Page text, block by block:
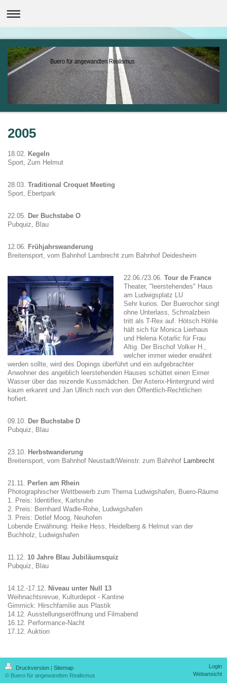
Buero für angewandten Realismus
2005
18.02. Kegeln
Sport, Zum Helmut
28.03. Traditional Croquet Meeting
Sport, Ebertpark
22.05. Der Buchstabe O
Pubquiz, Blau
12.06. Frühjahrswanderung
Breitensport, vom Bahnhof Lambrecht zum Bahnhof Deidesheim
22.06./23.06. Tour de France
Theater, "leerstehendes" Haus
am Ludwigsplatz LU
Sehr kurios. Der Buerochor singt
ohne Unterlass, Schmalzbein
tritt als T-Rex auf. Hötsch Höhle
hält sich für Monica Lierhaus
und Helena Kotarlic für Frau
Altig. Der Bischof Volker H.,
welcher immer wieder erwähnt
werden sollte, wird des Dopings überführt und ein aufgebrachter
Anwohner des angeblich leerstehenden Hauses schüttet einen Eimer
Wasser über das reizende Kussmädchen. Der Asterix-Hintergrund wird
kaum erkannt und Jan Ullrich noch von den Öffentlich-Rechtlichen
hofiert.
09.10. Der Buchstabe D
Pubquiz, Blau
23.10. Herbstwanderung
Breitensport, vom Bahnhof Neustadt/Weinstr. zum Bahnhof Lambrecht
21.11. Perlen am Rhein
Photographischer Wettbewerb zum Thema Ludwigshafen, Buero-Räume
1. Preis: Identiflex, Karlsruhe
2. Preis: Bernhard Wadle-Rohe, Ludwigshafen
3. Preis: Detlef Moog, Neuhofen
Lobende Erwähnung: Heike Hess, Heidelberg & Helmut van der
Buchholz, Ludwigshafen
11.12. 10 Jahre Blau Jubiläumsquiz
Pubquiz, Blau
14.12.-17.12. Niveau unter Null 13
Weihnachtsrevue, Kulturdepot - Kantine
Gimmick: Hirschfamilie aus Plastik
14.12. Ausstellungseröffnung und Filmabend
16.12. Performance-Nacht
17.12. Auktion
Druckversion | Sitemap
© Buero für angewandten Realismus
Login
Webansicht